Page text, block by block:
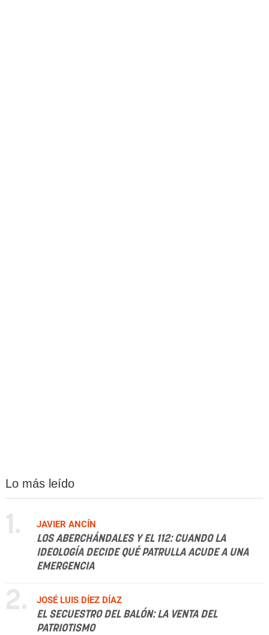
Lo más leído
1.
JAVIER ANCÍN
LOS ABERCHÁNDALES Y EL 112: CUANDO LA
IDEOLOGÍA DECIDE QUÉ PATRULLA ACUDE A UNA
EMERGENCIA
2.
JOSÉ LUIS DÍEZ DÍAZ
EL SECUESTRO DEL BALÓN: LA VENTA DEL
PATRIOTISMO